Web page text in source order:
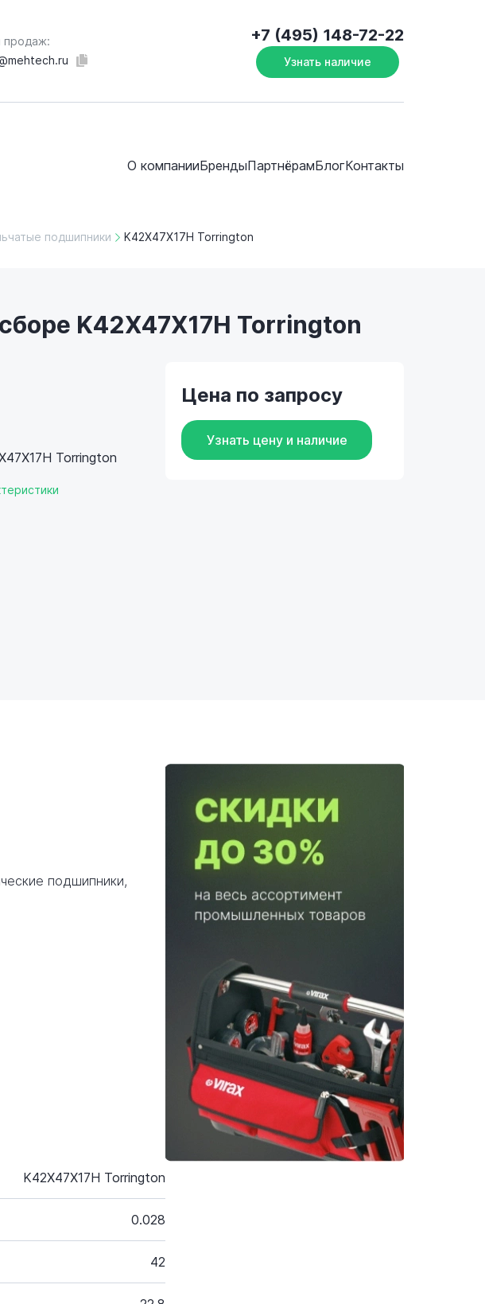
продаж:
+7 (495) 148-72-22
Узнать наличие
О компанииБрендыПартнёрамБлогКонтакты
подшипники K42X47X17H Torrington
K42X47X17H Torrington
Torrington
Цена по запросу
Узнать цену и наличие
подшипники,
K42X47X17H Torrington
0.028
42